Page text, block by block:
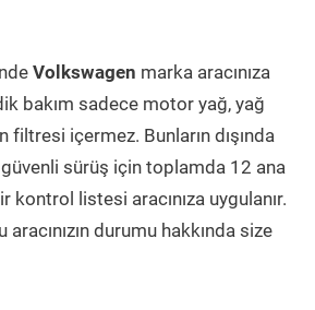
Volkswagen marka aracınıza
bakım sadece motor yağ, yağ
filtresi içermez. Bunların dışında
güvenli sürüş için toplamda 12 ana
kontrol listesi aracınıza uygulanır.
durumu hakkında size